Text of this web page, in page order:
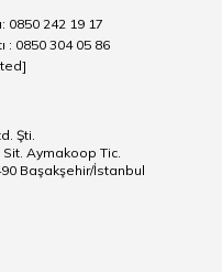
0850 242 19 17
0850 304 05 86
Şti.
Aymakoop Tic.
Başakşehir/İstanbul